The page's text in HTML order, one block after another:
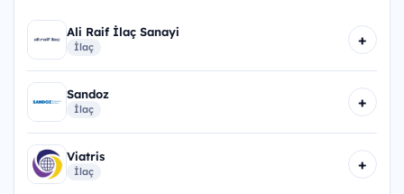
Ali Raif İlaç Sanayi
İlaç +
Sandoz
İlaç +
Viatris
İlaç +